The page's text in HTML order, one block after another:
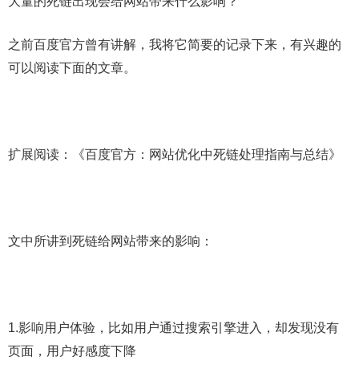
之前百度官方曾有讲解，我将它简要的记录下来，有兴趣的
可以阅读下面的文章。
扩展阅读：《百度官方：网站优化中死链处理指南与总结》
文中所讲到死链给网站带来的影响：
1.影响用户体验，比如用户通过搜索引擎进入，却发现没有
页面，用户好感度下降